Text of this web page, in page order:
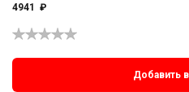
4941 ₽
Добавить